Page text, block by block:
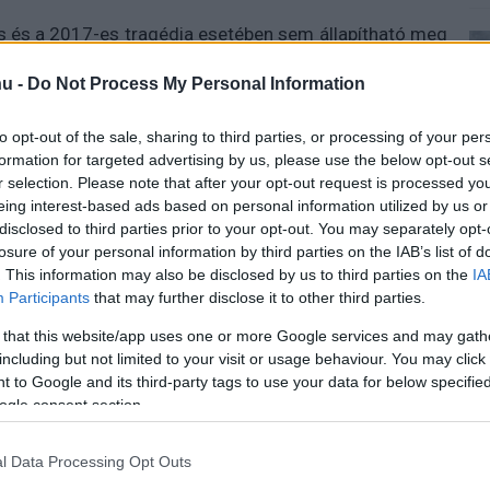
- Do Not Process My Personal Information
opt-out of the sale, sharing to third parties, or processing of your
for targeted advertising by us, please use the below opt-out
selection. Please note that after your opt-out request is processed
interest-based ads based on personal information utilized by us
to third parties prior to your opt-out. You may separately
of your personal information by third parties on the IAB’s list of
This information may also be disclosed by us to third parties on the
Participants that may further disclose it to other third parties.
that this website/app uses one or more Google services and may
but not limited to your visit or usage behaviour. You may
to Google and its third-party tags to use your data for below
consent section.
Data Processing Opt Outs
a 2017-es tragédia esetében sem állapítható meg
A testület álláspontja szerint a kérdés
és a Twitter semmiképp sem "segítették és
befogadták a szélsőséges csoporttal szimpatizáló
felelősségre vonása ugyanis ellentmondana
Act" törvény 230-as paragrafusának (Section
online szolgáltatóknak a platformjaikra feltöltött
kereszttüzében áll azok részéről, akik szigorúbb
még nem sikerült átverni a Kongresszuson a
a YouTube és a Twitter ügyében, az alapjaiban
azonban tárgytalanná vált ez a forgatókönyv.